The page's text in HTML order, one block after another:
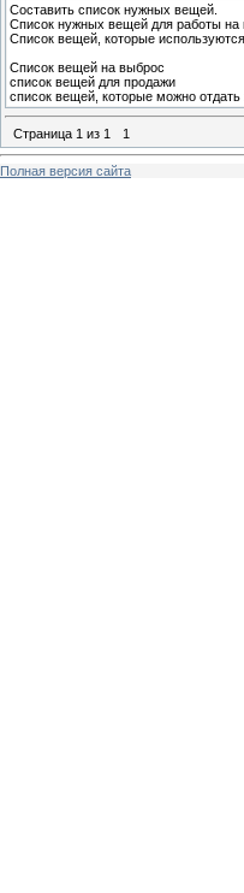
Составить список нужных вещей.
Список нужных вещей для работы на
Список вещей, которые используются
Список вещей на выброс
список вещей для продажи
список вещей, которые можно отдать
Страница 1 из 1 1
Полная версия сайта